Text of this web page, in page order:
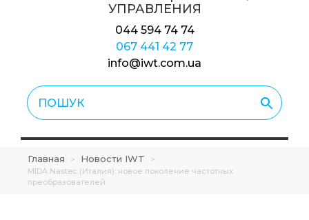
УПРАВЛЕНИЯ
044 594 74 74
067 441 42 77
info@iwt.com.ua
Главная > Новости IWT
>
MIDA Nastec (Италия): новое поколение частотных
преобразователей